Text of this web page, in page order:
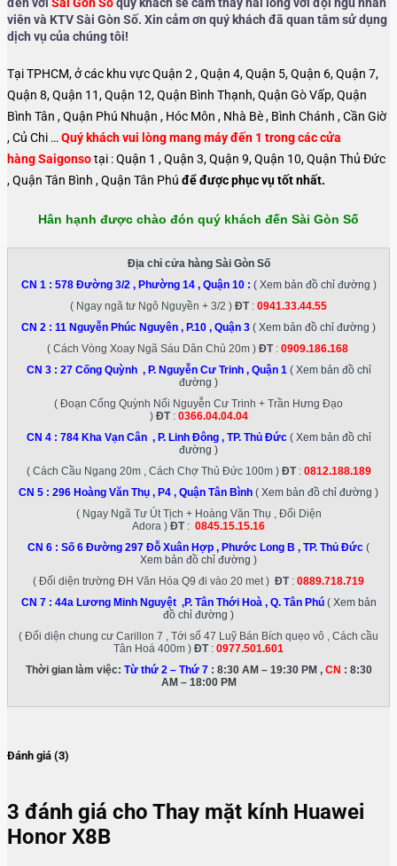
viên và KTV Sài Gòn Số. Xin cảm ơn quý khách đã quan tâm sử dụng
dịch vụ của chúng tôi!
Tại TPHCM, ở các khu vực Quận 2 , Quận 4, Quận 5, Quận 6, Quận 7,
Quận 8, Quận 11, Quận 12, Quận Bình Thạnh, Quận Gò Vấp, Quận
Bình Tân , Quận Phú Nhuận , Hóc Môn , Nhà Bè , Bình Chánh , Cần Giờ
, Củ Chi … Quý khách vui lòng mang máy đến 1 trong các cửa
hàng Saigonsotại : Quận 1 , Quận 3, Quận 9, Quận 10, Quận Thủ Đức
, Quận Tân Bình , Quận Tân Phú để được phục vụ tốt nhất.
Hân hạnh được chào đón quý khách đến Sài Gòn Số
Địa chỉ cửa hàng Sài Gòn Số
CN 1 : 578 Đường 3/2 , Phường 14 , Quận 10: ( Xem bản đồ chỉ đường )
( Ngay ngã tư Ngô Nguyền + 3/2 ) ĐT: 0941.33.44.55
CN 2 : 11 Nguyễn Phúc Nguyên , P.10 , Quận 3 ( Xem bản đồ chỉ đường )
( Cách Vòng Xoay Ngã Sáu Dân Chủ 20m ) ĐT: 0909.186.168
CN 3 : 27 Cống Quỳnh , P. Nguyễn Cư Trinh , Quận 1 ( Xem bản đồ chỉ
đường )
( Đoạn Cống Quỳnh Nối Nguyễn Cư Trinh + Trần Hưng Đạo
) ĐT: 0366.04.04.04
CN 4 : 784 Kha Vạn Cân , P. Linh Đông , TP. Thủ Đức( Xem bản đồ chỉ
đường )
( Cách Cầu Ngang 20m , Cách Chợ Thủ Đức 100m ) ĐT: 0812.188.189
CN 5 : 296 Hoàng Văn Thụ , P4 , Quận Tân Bình ( Xem bản đồ chỉ đường )
( Ngay Ngã Tư Út Tịch + Hoàng Văn Thụ , Đối Diện
Adora ) ĐT: 0845.15.15.16
CN 6 : Số 6 Đường 297 Đỗ Xuân Hợp , Phước Long B , TP. Thủ Đức (
Xem bản đồ chỉ đường )
( Đối diện trường ĐH Văn Hóa Q9 đi vào 20 met ) ĐT: 0889.718.719
CN 7 : 44a Lương Minh Nguyệt ,P. Tân Thới Hoà , Q. Tân Phú ( Xem bản
đồ chỉ đường )
( Đối diện chung cư Carillon 7 , Tới số 47 Luỹ Bán Bích quẹo vô , Cách cầu
Tân Hoá 400m ) ĐT: 0977.501.601
Thời gian làm việc: Từ thứ 2 – Thứ 7: 8:30 AM – 19:30 PM , CN : 8:30
AM – 18:00 PM
Đánh giá (3)
3 đánh giá cho Thay mặt kính Huawei
Honor X8B